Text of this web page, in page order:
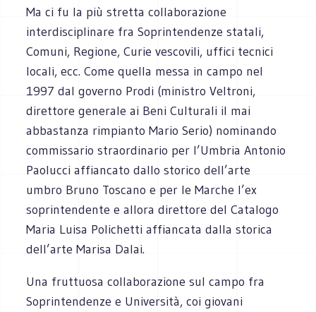
Ma ci fu la più stretta collaborazione
interdisciplinare fra Soprintendenze statali,
Comuni, Regione, Curie vescovili, uffici tecnici
locali, ecc. Come quella messa in campo nel
1997 dal governo Prodi (ministro Veltroni,
direttore generale ai Beni Culturali il mai
abbastanza rimpianto Mario Serio) nominando
commissario straordinario per l’Umbria Antonio
Paolucci affiancato dallo storico dell’arte
umbro Bruno Toscano e per le Marche l’ex
soprintendente e allora direttore del Catalogo
Maria Luisa Polichetti affiancata dalla storica
dell’arte Marisa Dalai.
Una fruttuosa collaborazione sul campo fra
Soprintendenze e Università, coi giovani